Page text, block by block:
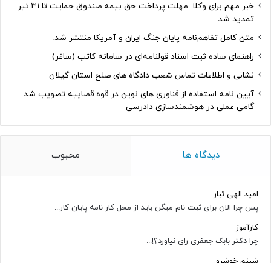
خبر مهم برای وکلا: مهلت پرداخت حق بیمه صندوق حمایت تا ۳۱ تیر
تمدید شد.
متن کامل تفاهم‌نامه پایان جنگ ایران و آمریکا منتشر شد.
راهنمای ساده ثبت اسناد قولنامه‌ای در سامانه کاتب (ساغر)
نشانی و اطلاعات تماس شعب دادگاه های صلح استان گیلان
آیین نامه استفاده از فناوری های نوین در قوه قضاییه تصویب شد:
گامی عملی در هوشمندسازی دادرسی
دیدگاه ها محبوب
امید الهی تبار
پس چرا الان برای ثبت نام میگن باید از محل کار نامه پایان کار...
کارآموز
چرا دکتر بابک جعفری رای نیاورد؟!...